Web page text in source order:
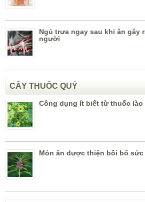
Ngủ trưa ngay sau khi ăn gây
người
CÂY THUỐC QUÝ
Công dụng ít biết từ thuốc lào
Món ăn dược thiện bồi bổ